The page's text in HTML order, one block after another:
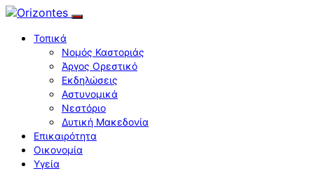
Τοπικά
Νομός Καστοριάς
Άργος Ορεστικό
Εκδηλώσεις
Αστυνομικά
Νεστόριο
Δυτική Μακεδονία
Επικαιρότητα
Οικονομία
Υγεία